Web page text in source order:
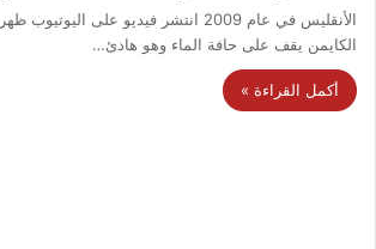
الأنقليس في عام 2009 انتشر فيديو على
الكايمن يقف على حافة الماء وهو هادئ…
أكمل القراءة »